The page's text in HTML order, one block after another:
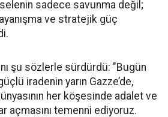
sadece savunma değil;
ve stratejik güç
şu sözlerle sürdürdü: "Bugün
iradenin yarın Gazze’de,
her köşesinde adalet ve
açmasını temenni ediyoruz.